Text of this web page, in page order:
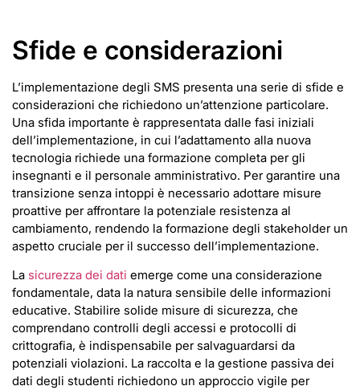
Sfide e considerazioni
L’implementazione degli SMS presenta una serie di sfide e
considerazioni che richiedono un’attenzione particolare.
Una sfida importante è rappresentata dalle fasi iniziali
dell’implementazione, in cui l’adattamento alla nuova
tecnologia richiede una formazione completa per gli
insegnanti e il personale amministrativo. Per garantire una
transizione senza intoppi è necessario adottare misure
proattive per affrontare la potenziale resistenza al
cambiamento, rendendo la formazione degli stakeholder un
aspetto cruciale per il successo dell’implementazione.
La sicurezza dei dati emerge come una considerazione
fondamentale, data la natura sensibile delle informazioni
educative. Stabilire solide misure di sicurezza, che
comprendano controlli degli accessi e protocolli di
crittografia, è indispensabile per salvaguardarsi da
potenziali violazioni. La raccolta e la gestione passiva dei
dati degli studenti richiedono un approccio vigile per